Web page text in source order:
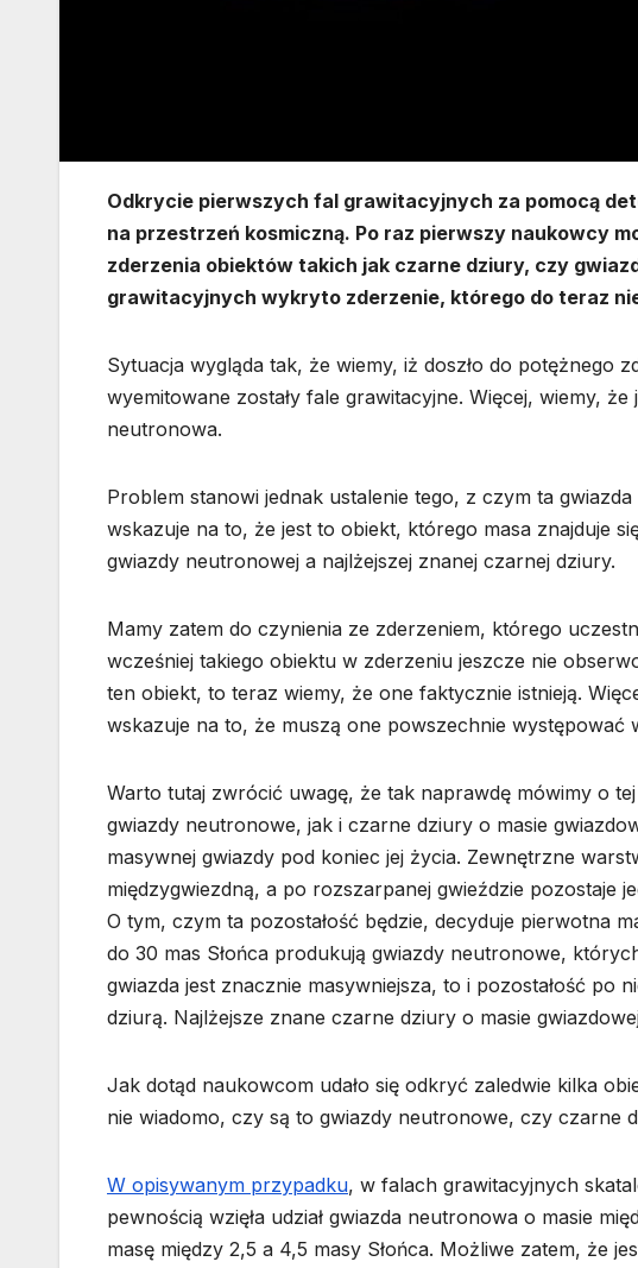
Odkrycie pierwszych fal grawitacyjnych za pomocą
na przestrzeń kosmiczną. Po raz pierwszy naukowcy
zderzenia obiektów takich jak czarne dziury, czy
grawitacyjnych wykryto zderzenie, którego do teraz
Sytuacja wygląda tak, że wiemy, iż doszło do potężnego
wyemitowane zostały fale grawitacyjne. Więcej, wiemy,
neutronowa.
Problem stanowi jednak ustalenie tego, z czym ta
wskazuje na to, że jest to obiekt, którego masa znajduje
gwiazdy neutronowej a najlżejszej znanej czarnej dziury.
Mamy zatem do czynienia ze zderzeniem, którego
wcześniej takiego obiektu w zderzeniu jeszcze nie
ten obiekt, to teraz wiemy, że one faktycznie istnieją.
wskazuje na to, że muszą one powszechnie występować
Warto tutaj zwrócić uwagę, że tak naprawdę mówimy o
gwiazdy neutronowe, jak i czarne dziury o masie
masywnej gwiazdy pod koniec jej życia. Zewnętrzne
międzygwiezdną, a po rozszarpanej gwieździe pozostaje
O tym, czym ta pozostałość będzie, decyduje pierwotna
do 30 mas Słońca produkują gwiazdy neutronowe,
gwiazda jest znacznie masywniejsza, to i pozostałość po
dziurą. Najlżejsze znane czarne dziury o masie
Jak dotąd naukowcom udało się odkryć zaledwie kilka
nie wiadomo, czy są to gwiazdy neutronowe, czy czarne
W opisywanym przypadku, w falach grawitacyjnych
pewnością wzięła udział gwiazda neutronowa o masie
masę między 2,5 a 4,5 masy Słońca. Możliwe zatem, że